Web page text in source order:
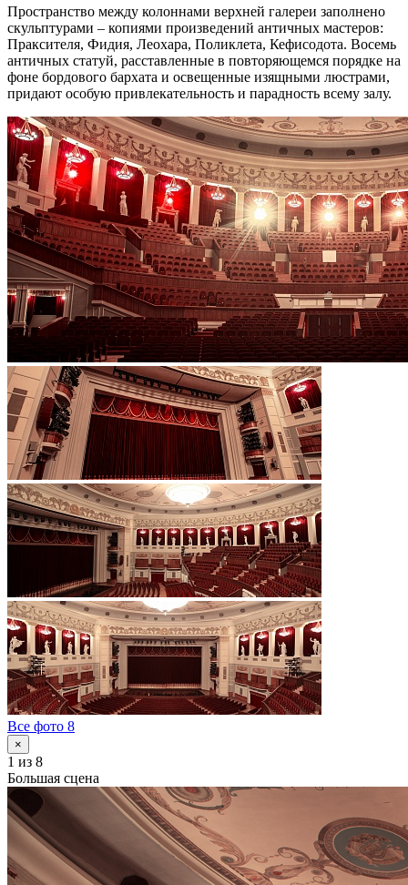
Пространство между колоннами верхней галереи заполнено
скульптурами – копиями произведений античных мастеров:
Праксителя, Фидия, Леохара, Поликлета, Кефисодота. Восемь
античных статуй, расставленные в повторяющемся порядке на
фоне бордового бархата и освещенные изящными люстрами,
придают особую привлекательность и парадность всему залу.
Все фото 8
×
1 из 8
Большая сцена